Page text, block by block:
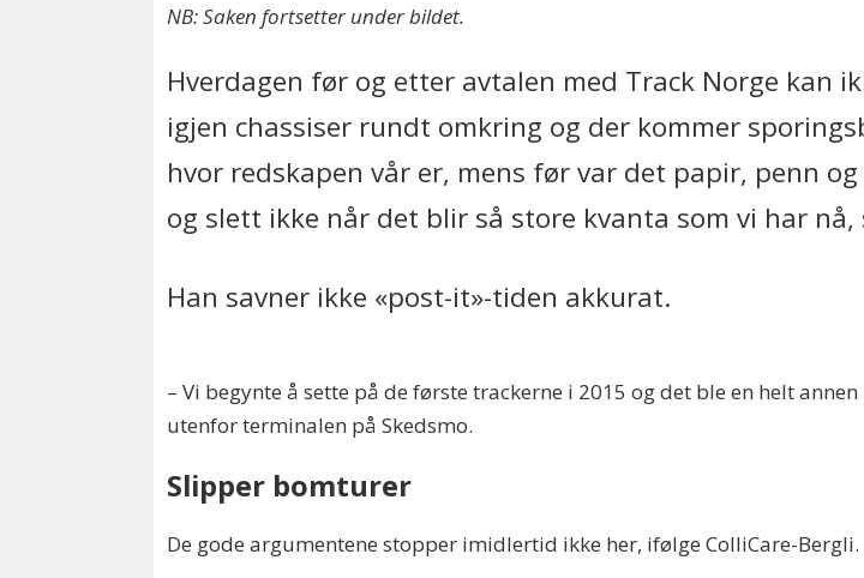
NB: Saken fortsetter under bildet.
Hverdagen før og etter avtalen med Track Norge kan
igjen chassiser rundt omkring og der kommer
hvor redskapen vår er, mens før var det papir, penn
og slett ikke når det blir så store kvanta som vi har nå,
Han savner ikke «post-it»-tiden akkurat.
– Vi begynte å sette på de første trackerne i 2015 og det ble en helt
utenfor terminalen på Skedsmo.
Slipper bomturer
De gode argumentene stopper imidlertid ikke her, ifølge ColliCare-Bergli.